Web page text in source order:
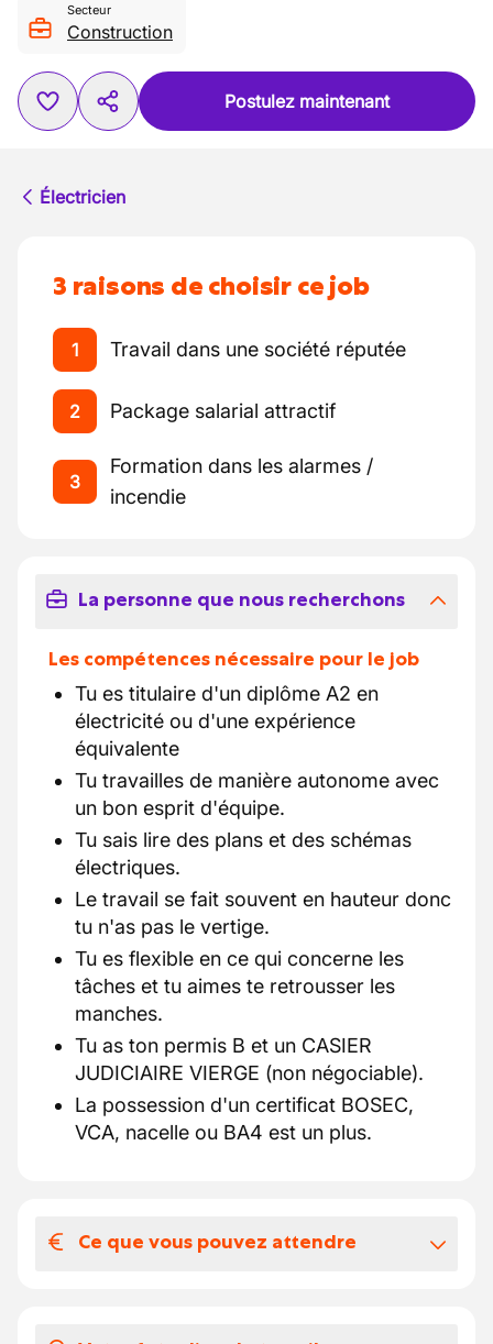
Secteur
Construction
Postulez maintenant
Électricien
3 raisons de choisir ce job
1 Travail dans une société réputée
2 Package salarial attractif
3
Formation dans les alarmes /
incendie
La personne que nous recherchons
Les compétences nécessaire pour le job
Tu es titulaire d'un diplôme A2 en
électricité ou d'une expérience
équivalente
Tu travailles de manière autonome avec
un bon esprit d'équipe.
Tu sais lire des plans et des schémas
électriques.
Le travail se fait souvent en hauteur donc
tu n'as pas le vertige.
Tu es flexible en ce qui concerne les
tâches et tu aimes te retrousser les
manches.
Tu as ton permis B et un CASIER
JUDICIAIRE VIERGE (non négociable).
La possession d'un certificat BOSEC,
VCA, nacelle ou BA4 est un plus.
Ce que vous pouvez attendre